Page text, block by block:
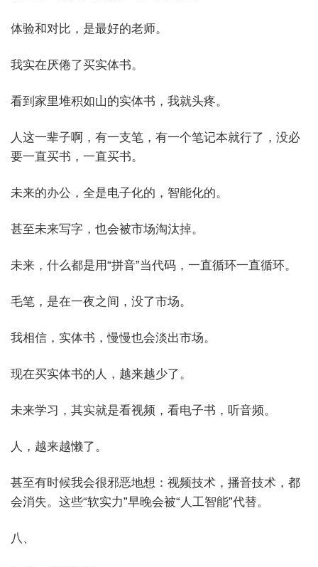
体验和对比，是最好的老师。
我实在厌倦了买实体书。
看到家里堆积如山的实体书，我就头疼。
人这一辈子啊，有一支笔，有一个笔记本就行了，没必
要一直买书，一直买书。
未来的办公，全是电子化的，智能化的。
甚至未来写字，也会被市场淘汰掉。
未来，什么都是用“拼音”当代码，一直循环一直循环。
毛笔，是在一夜之间，没了市场。
我相信，实体书，慢慢也会淡出市场。
现在买实体书的人，越来越少了。
未来学习，其实就是看视频，看电子书，听音频。
人，越来越懒了。
甚至有时候我会很邪恶地想：视频技术，播音技术，都
会消失。这些“软实力”早晚会被“人工智能”代替。
八、